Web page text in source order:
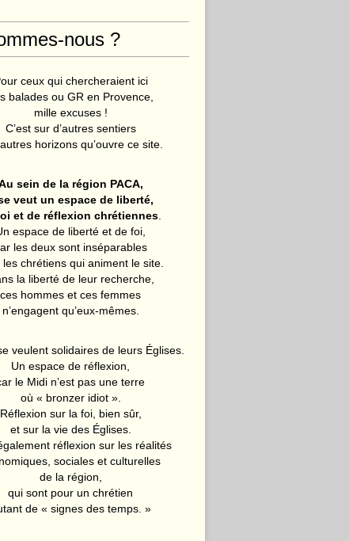
nous ?
ceux qui chercheraient ici
balades ou GR en Provence,
mille excuses !
C’est sur d’autres sentiers
horizons qu’ouvre ce site.
sein de la région PACA,
veut un espace de liberté,
et de réflexion chrétiennes
espace de liberté et de foi,
les deux sont inséparables
les chrétiens qui animent le site.
la liberté de leur recherche,
ces hommes et ces femmes
n’engagent qu’eux-mêmes.
veulent solidaires de leurs Églises.
Un espace de réflexion,
le Midi n’est pas une terre
où « bronzer idiot ».
Réflexion sur la foi, bien sûr,
et sur la vie des Églises.
réflexion sur les réalités
sociales et culturelles
de la région,
qui sont pour un chrétien
de « signes des temps. »